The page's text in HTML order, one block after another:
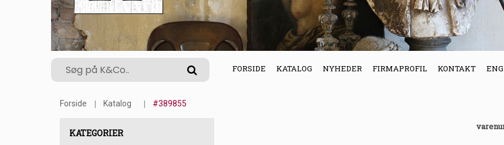
FORSIDE KATALOG NYHEDER FIRMAPROFIL KONTAKT
Forside Katalog #389855
KATEGORIER